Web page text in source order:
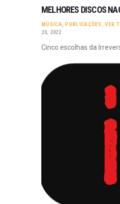
MELHORES DISCOS
MÚSICA, PUBLICAÇÕES ,VER
20, 2022
Cinco escolhas da